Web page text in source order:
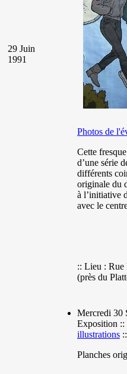
29 Juin
1991
Photos de
Cette
d’une série
différents
originale du
à l’initiative
avec le
:: Lieu : Rue
(près du
Mercredi 30
Exposition ::
illustrations ::
Planches